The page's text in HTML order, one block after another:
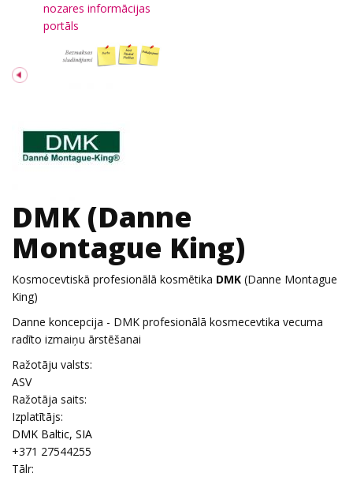
nozares informācijas
portāls
DMK (Danne
Montague King)
Kosmocevtiskā profesionālā kosmētika DMK (Danne Montague
King)
Danne koncepcija - DMK profesionālā kosmecevtika vecuma
radīto izmaiņu ārstēšanai
Ražotāju valsts:
ASV
Ražotāja saits:
Izplatītājs:
DMK Baltic, SIA
+371 27544255
Tālr: